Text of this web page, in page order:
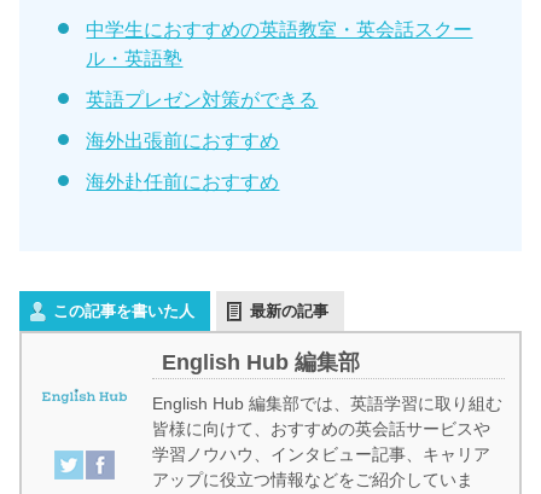
中学生におすすめの英語教室・英会話スクー
ル・英語塾
英語プレゼン対策ができる
海外出張前におすすめ
海外赴任前におすすめ
この記事を書いた人 最新の記事
English Hub 編集部
English Hub 編集部では、英語学習に取り組む
皆様に向けて、おすすめの英会話サービスや
学習ノウハウ、インタビュー記事、キャリア
アップに役立つ情報などをご紹介していま